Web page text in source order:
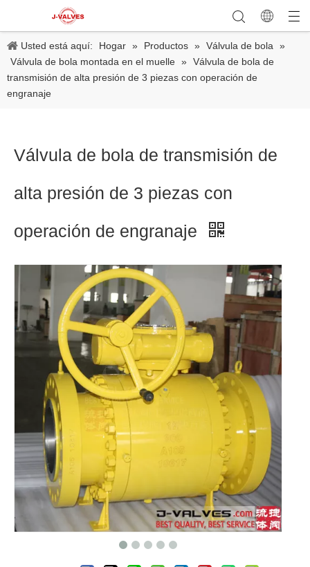
Usted está aquí: Hogar » Productos » Válvula de bola
»
Válvula de bola montada en el muelle » Válvula de bola de
transmisión de alta presión de 3 piezas con operación de
engranaje
Válvula de bola de transmisión de
alta presión de 3 piezas con
operación de engranaje